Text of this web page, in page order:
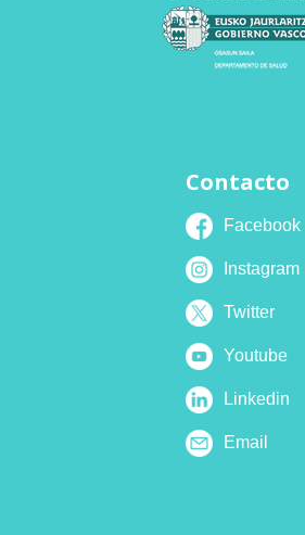
Contacto
Facebook
Instagram
Twitter
Youtube
Linkedin
Email